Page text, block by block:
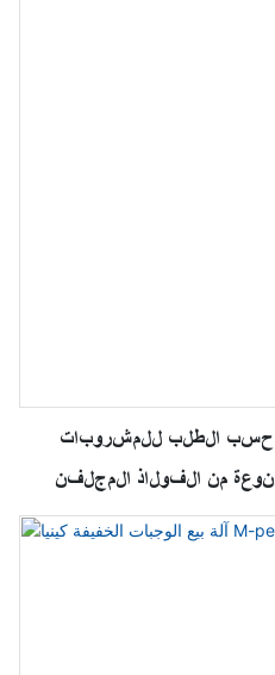
حسب الطلب للمشروبات
من الفولاذ المجلفن